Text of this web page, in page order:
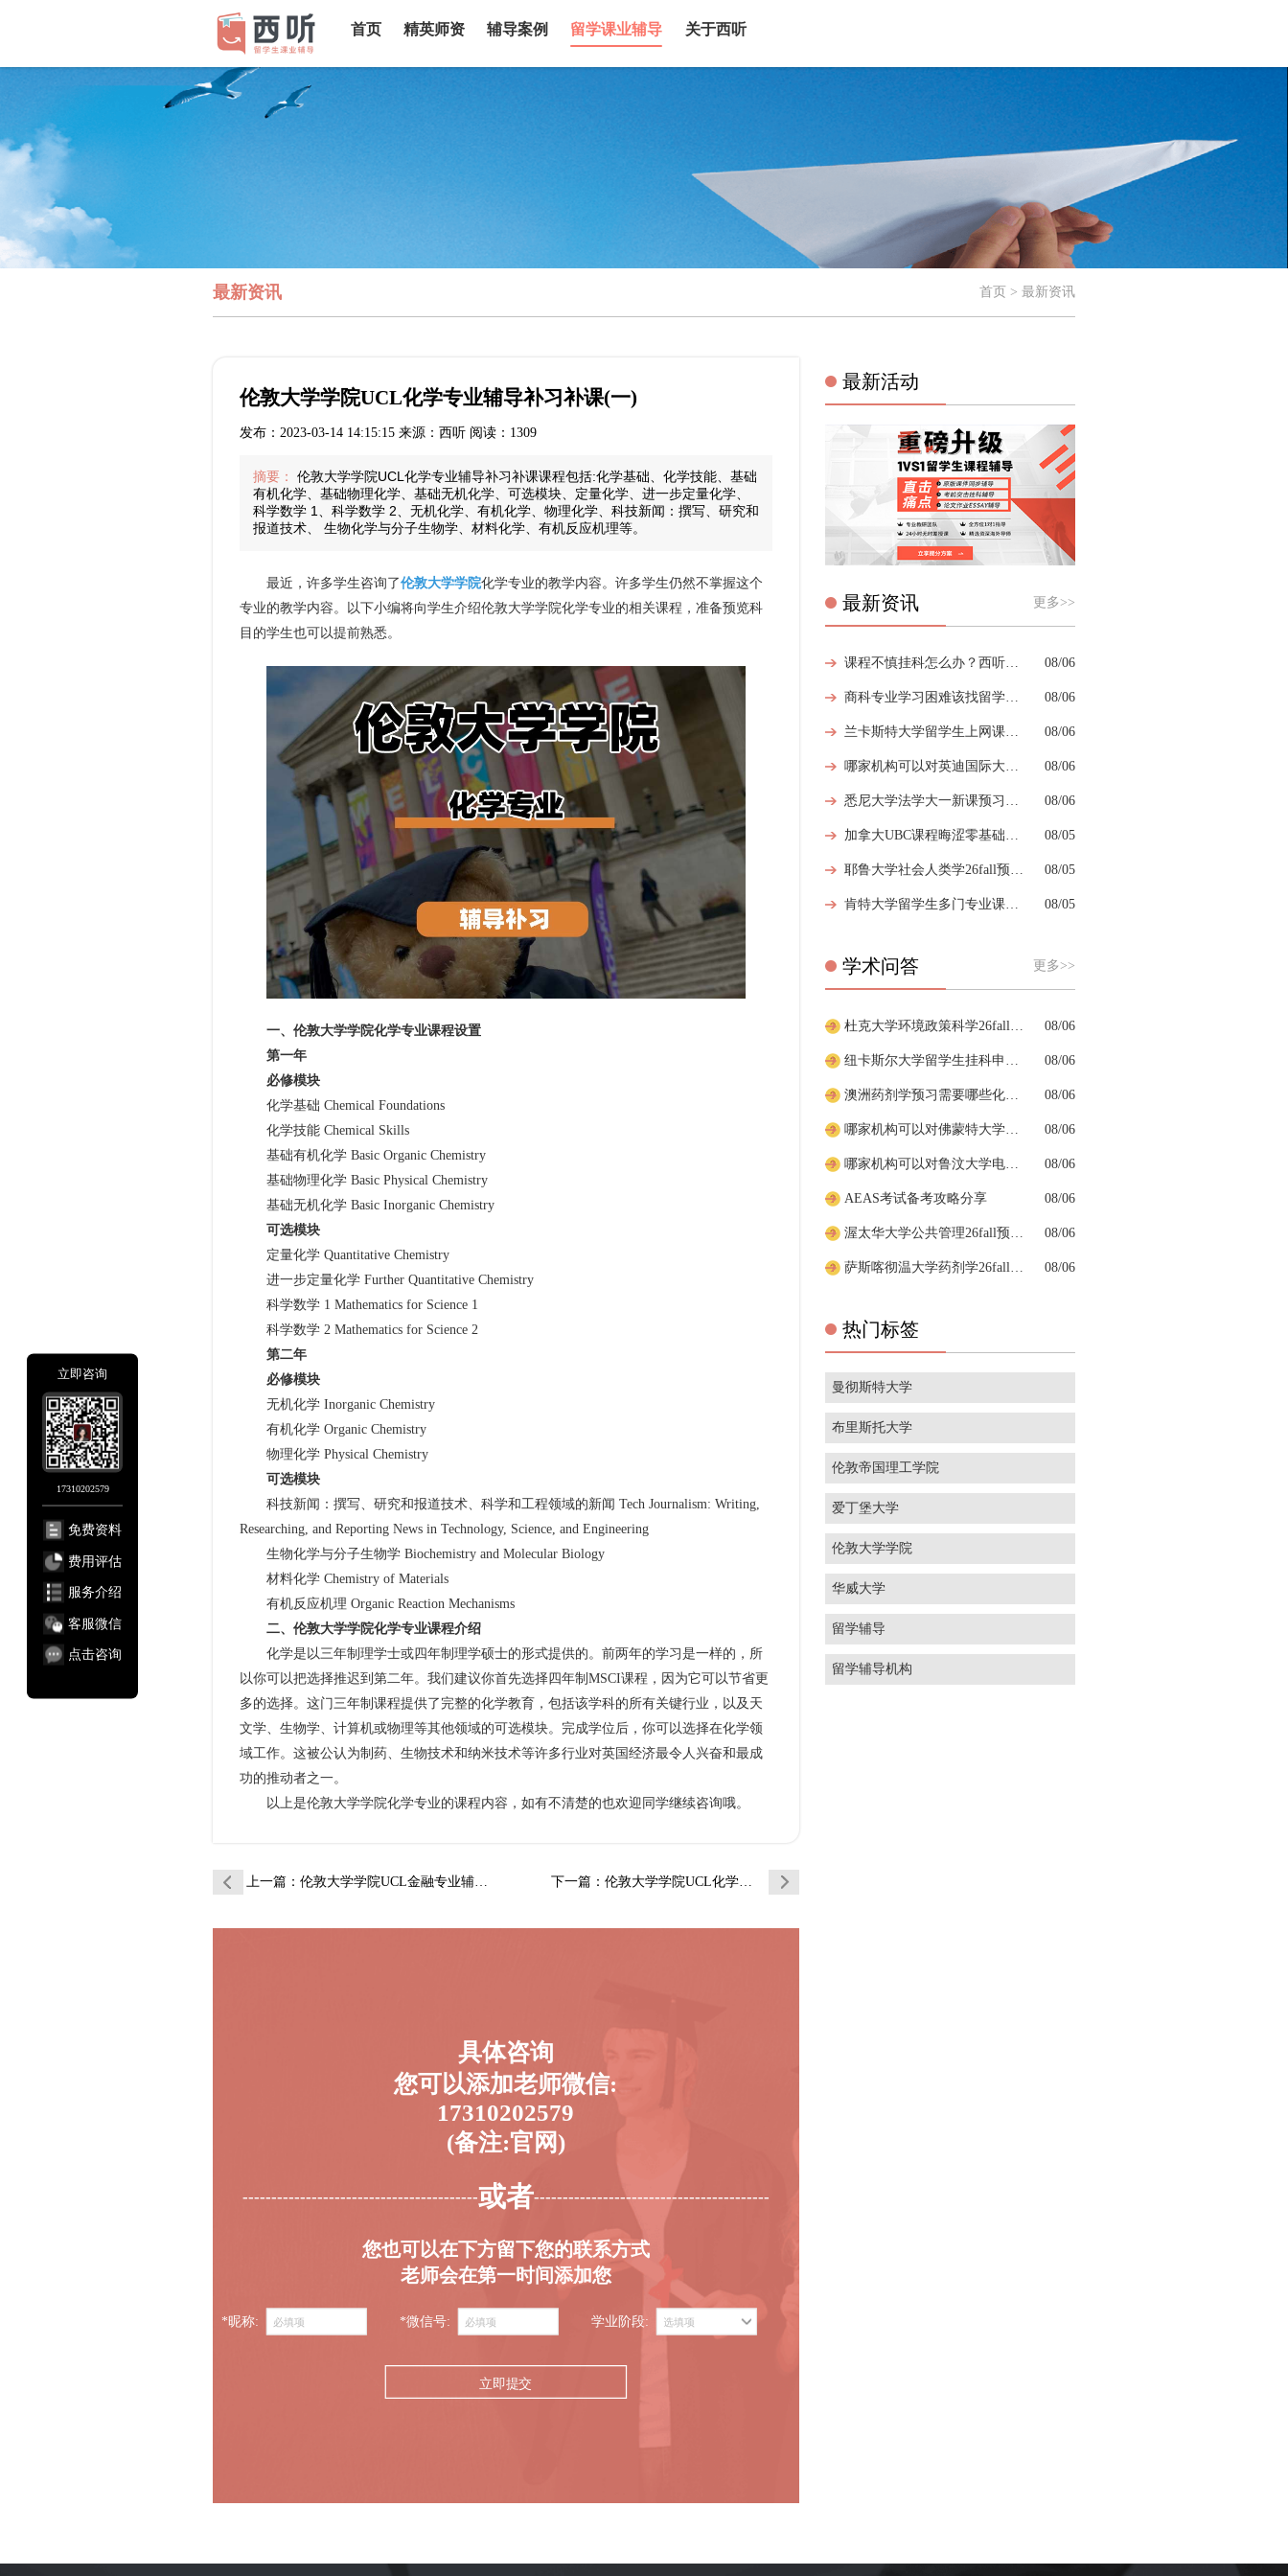
首页 精英师资 辅导案例 留学课业辅导 关于西听
最新资讯 首页 > 最新资讯
伦敦大学学院UCL化学专业辅导补习补课(一)
发布：2023-03-14 14:15:15 来源：西听 阅读：1309
摘要：
伦敦大学学院UCL化学专业辅导补习补课课程包括:化学基础、化学技能、基础
有机化学、基础物理化学、基础无机化学、可选模块、定量化学、进一步定量化学、
科学数学 1、科学数学 2、无机化学、有机化学、物理化学、科技新闻：撰写、研究和
报道技术、 生物化学与分子生物学、材料化学、有机反应机理等。
最近，许多学生咨询了伦敦大学学院化学专业的教学内容。许多学生仍然不掌握这个
专业的教学内容。以下小编将向学生介绍伦敦大学学院化学专业的相关课程，准备预览科
目的学生也可以提前熟悉。
一、伦敦大学学院化学专业课程设置
第一年
必修模块
化学基础 Chemical Foundations
化学技能 Chemical Skills
基础有机化学 Basic Organic Chemistry
基础物理化学 Basic Physical Chemistry
基础无机化学 Basic Inorganic Chemistry
可选模块
定量化学 Quantitative Chemistry
进一步定量化学 Further Quantitative Chemistry
科学数学 1 Mathematics for Science 1
科学数学 2 Mathematics for Science 2
第二年
必修模块
无机化学 Inorganic Chemistry
有机化学 Organic Chemistry
物理化学 Physical Chemistry
可选模块
科技新闻：撰写、研究和报道技术、科学和工程领域的新闻 Tech Journalism: Writing,
Researching, and Reporting News in Technology, Science, and Engineering
生物化学与分子生物学 Biochemistry and Molecular Biology
材料化学 Chemistry of Materials
有机反应机理 Organic Reaction Mechanisms
二、伦敦大学学院化学专业课程介绍
化学是以三年制理学士或四年制理学硕士的形式提供的。前两年的学习是一样的，所
以你可以把选择推迟到第二年。我们建议你首先选择四年制MSCI课程，因为它可以节省更
多的选择。这门三年制课程提供了完整的化学教育，包括该学科的所有关键行业，以及天
文学、生物学、计算机或物理等其他领域的可选模块。完成学位后，你可以选择在化学领
域工作。这被公认为制药、生物技术和纳米技术等许多行业对英国经济最令人兴奋和最成
功的推动者之一。
以上是伦敦大学学院化学专业的课程内容，如有不清楚的也欢迎同学继续咨询哦。
上一篇：伦敦大学学院UCL金融专业辅导补习补课 下一篇 ：伦敦大学学院UCL化学专业辅导补习补课(…
具体咨询
您可以添加老师微信:
17310202579
(备注:官网)
-----------------------------------------或者-----------------------------------------
您也可以在下方留下您的联系方式
老师会在第一时间添加您
*昵称: *微信号: 学业阶段:
立即提交
最新活动
最新资讯 更多>>
08/06
08/06
08/06
08/06
08/06
08/05
08/05
08/05
学术问答 更多>>
08/06
08/06
08/06
08/06
08/06
AEAS考试备考攻略分享 08/06
08/06
08/06
热门标签
曼彻斯特大学
布里斯托大学
伦敦帝国理工学院
爱丁堡大学
伦敦大学学院
华威大学
留学辅导
留学辅导机构
立即咨询
17310202579
免费资料
费用评估
服务介绍
客服微信
点击咨询